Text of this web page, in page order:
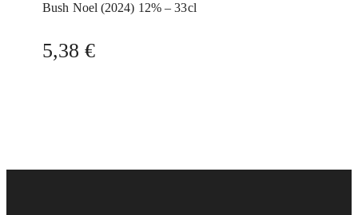
Bush Noel (2024) 12% – 33cl
5,38 €